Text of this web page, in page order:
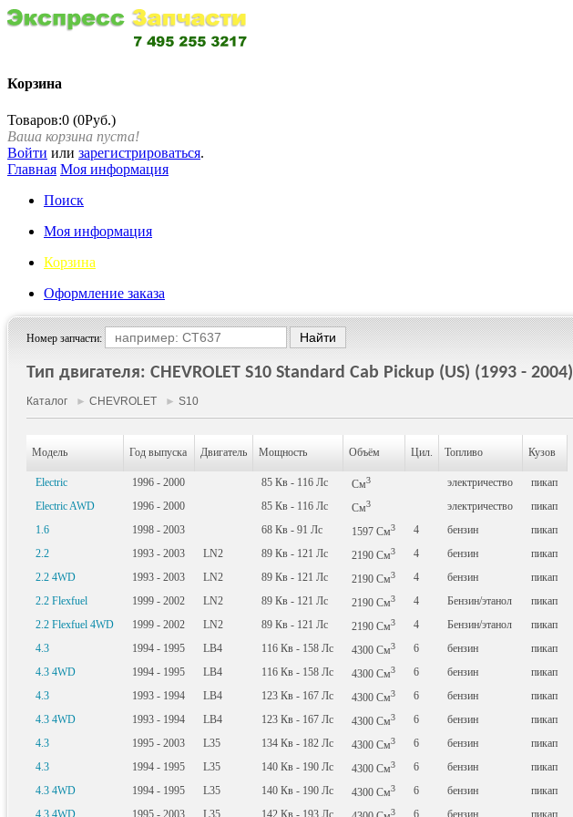
Корзина
Товаров:0 (0Руб.)
Ваша корзина пуста!
Войти или зарегистрироваться.
Главная Моя информация
Поиск
Моя информация
Корзина
Оформление заказа
Номер запчасти:
Тип двигателя: CHEVROLET S10 Standard Cab Pickup (US) (1993 - 2004)
Каталог ► CHEVROLET ► S10
Модель Год выпуска Двигатель Мощность Объём Цил. Топливо Кузов
Electric 1996 - 2000 85 Кв - 116 Лс См3 электричество
пикап
Electric AWD
1996 - 2000 85 Кв - 116 Лс См3 электричество
пикап
1.6
1998 - 2003 68 Кв - 91 Лс 1597 См3 4 бензин
пикап
2.2
1993 - 2003 LN2 89 Кв - 121 Лс 2190 См3 4 бензин
пикап
2.2 4WD
1993 - 2003 LN2 89 Кв - 121 Лс 2190 См3 4 бензин
пикап
2.2 Flexfuel
1999 - 2002 LN2 89 Кв - 121 Лс 2190 См3 4 Бензин/этанол
пикап
2.2 Flexfuel 4WD
1999 - 2002 LN2 89 Кв - 121 Лс 2190 См3 4 Бензин/этанол
пикап
4.3
1994 - 1995 LB4 116 Кв - 158 Лс 4300 См3 6 бензин
пикап
4.3 4WD
1994 - 1995 LB4 116 Кв - 158 Лс 4300 См3 6 бензин
пикап
4.3
1993 - 1994 LB4 123 Кв - 167 Лс 4300 См3 6 бензин
пикап
4.3 4WD
1993 - 1994 LB4 123 Кв - 167 Лс 4300 См3 6 бензин
пикап
4.3
1995 - 2003 L35 134 Кв - 182 Лс 4300 См3 6 бензин
пикап
4.3
1994 - 1995 L35 140 Кв - 190 Лс 4300 См3 6 бензин
пикап
4.3 4WD
1994 - 1995 L35 140 Кв - 190 Лс 4300 См3 6 бензин
пикап
4.3 4WD
1995 - 2003 L35 142 Кв - 193 Лс 3 6 бензин пикап